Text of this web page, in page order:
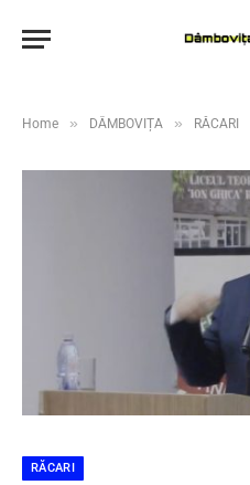
Home » DÂMBOVIȚA » RĂCARI
RĂCARI